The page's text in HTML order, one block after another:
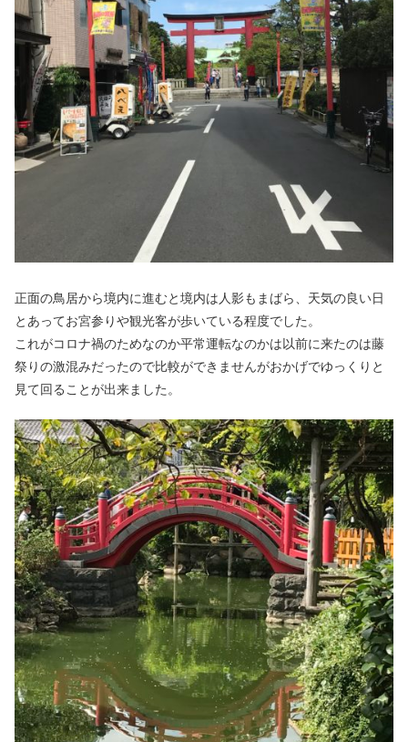
正面の鳥居から境内に進むと境内は人影もまばら、天気の良い日
とあってお宮参りや観光客が歩いている程度でした。
これがコロナ禍のためなのか平常運転なのかは以前に来たのは藤
祭りの激混みだったので比較ができませんがおかげでゆっくりと
見て回ることが出来ました。